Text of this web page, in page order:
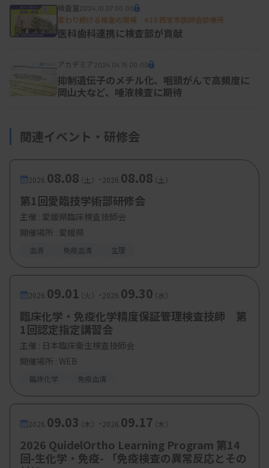
検査室2024.10.07 00:00
変わり続ける検査の現場 #10 西宮市医師会診療所
医科歯科連携に検査部が貢献
アカデミア 2024.04.15 00:00
抑制遺伝子のメチル化、咽頭がんで高頻度に
岡山大など、唾液検査に期待
関連イベント・研修会
2026. 08.08（土） -2026. 08.08（土）
第1回愛臨技学術部研修会
主催 : 愛媛県臨床検査技師会
開催場所 : 愛媛県
血液 免疫血清 生理
2026. 09.01（火） -2026. 09.30（水）
臨床化学・免疫化学精度保証管理検査技師 第
1回認定指定講習会
主催 : 日本臨床衛生検査技師会
開催場所 : WEB
臨床化学 免疫血清
2026. 09.03（木） -2026. 09.17（木）
2026 QuidelOrtho Learning Program 第14
回-生化学・免疫- 「免疫検査の異常反応とその